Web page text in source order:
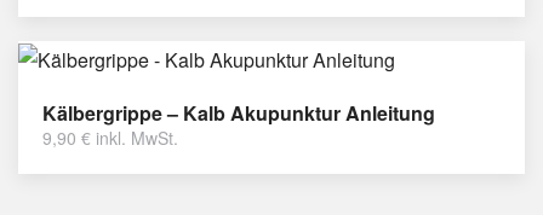
Kälbergrippe – Kalb Akupunktur Anleitung
9,90 € inkl. MwSt.